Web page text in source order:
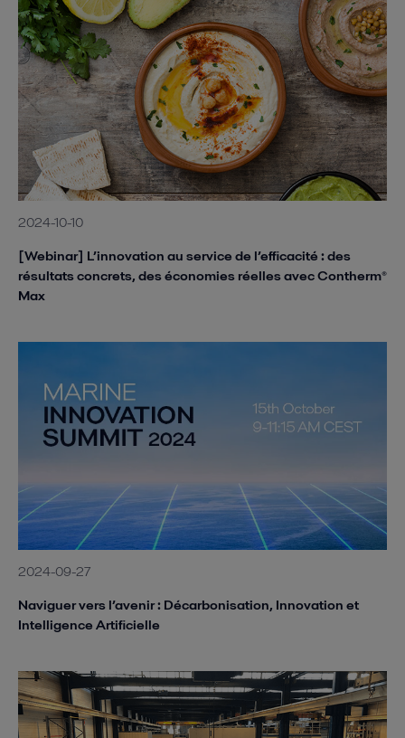
2024-10-10
[Webinar] L’innovation au service de l’efficacité : des
résultats concrets, des économies réelles avec Contherm®
Max
2024-09-27
Naviguer vers l’avenir : Décarbonisation, Innovation et
Intelligence Artificielle